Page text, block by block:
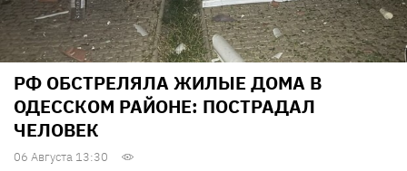
РФ ОБСТРЕЛЯЛА ЖИЛЫЕ ДОМА В
ОДЕССКОМ РАЙОНЕ: ПОСТРАДАЛ
ЧЕЛОВЕК
06 Августа 13:30